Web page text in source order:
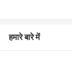
हमारे बारे में